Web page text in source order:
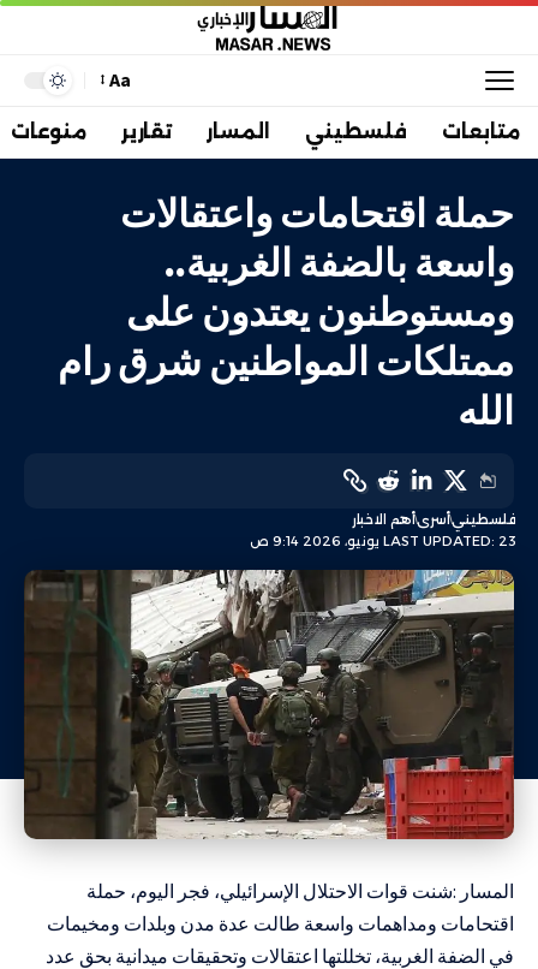
Aa
متابعات فلسطيني المسار تقارير منوعات
حملة اقتحامات واعتقالات
واسعة بالضفة الغربية..
ومستوطنون يعتدون على
ممتلكات المواطنين شرق رام
الله
LAST UPDATED: 23 يونيو، 2026 9:14 ص
فلسطينيأسرىأهم الاخبار
المسار :شنت قوات الاحتلال الإسرائيلي، فجر اليوم، حملة
اقتحامات ومداهمات واسعة طالت عدة مدن وبلدات ومخيمات
في الضفة الغربية، تخللتها اعتقالات وتحقيقات ميدانية بحق عدد